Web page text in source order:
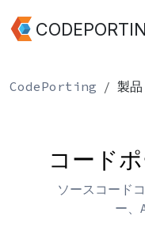
CodePorting 製品
コード
ソースコード
ー